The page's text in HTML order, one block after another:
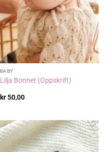
BABY
Lilja Bonnet (Oppskrift)
kr50,00